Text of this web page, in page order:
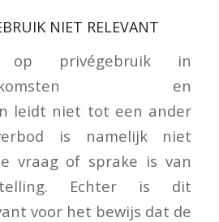
NIET RELEVANT
privégebruik in
en
leidt niet tot een ander
is namelijk niet
vraag of sprake is van
Echter is dit
voor het bewijs dat de